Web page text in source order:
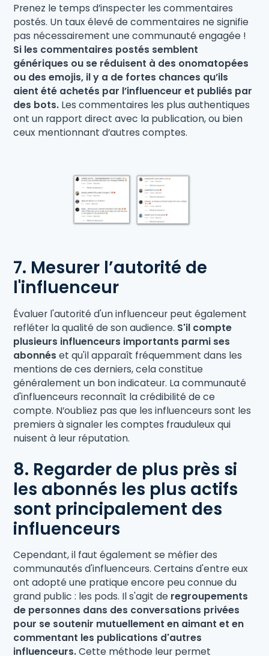
Prenez le temps d’inspecter les commentaires
postés. Un taux élevé de commentaires ne signifie
pas nécessairement une communauté engagée !
Si les commentaires postés semblent
génériques ou se réduisent à des onomatopées
ou des emojis, il y a de fortes chances qu’ils
aient été achetés par l’influenceur et publiés par
des bots. Les commentaires les plus authentiques
ont un rapport direct avec la publication, ou bien
ceux mentionnant d’autres comptes.
7. Mesurer l’autorité de
l'influenceur
Évaluer l'autorité d'un influenceur peut également
refléter la qualité de son audience. S'il compte
plusieurs influenceurs importants parmi ses
abonnés et qu'il apparaît fréquemment dans les
mentions de ces derniers, cela constitue
généralement un bon indicateur. La communauté
d'influenceurs reconnaît la crédibilité de ce
compte. N’oubliez pas que les influenceurs sont les
premiers à signaler les comptes frauduleux qui
nuisent à leur réputation.
8. Regarder de plus près si
les abonnés les plus actifs
sont principalement des
influenceurs
Cependant, il faut également se méfier des
communautés d'influenceurs. Certains d'entre eux
ont adopté une pratique encore peu connue du
grand public : les pods. Il s'agit de regroupements
de personnes dans des conversations privées
pour se soutenir mutuellement en aimant et en
commentant les publications d'autres
influenceurs.Cette méthode leur permet